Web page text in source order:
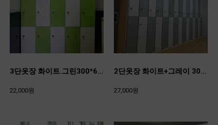
3단옷장 화이트.그린300*600*480
22,000원
2단옷장 화이트+그레이 300*900*480
27,000원